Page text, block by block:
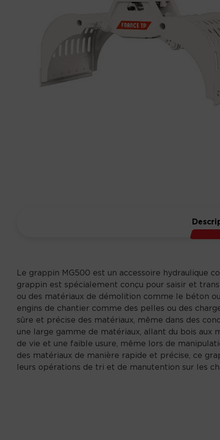
Le grappin MG500 est un accessoire hydraulique
grappin est spécialement conçu pour saisir et
ou des matériaux de démolition comme le béton
engins de chantier comme des pelles ou des
sûre et précise des matériaux, même dans des
une large gamme de matériaux, allant du bois aux
de vie et une faible usure, même lors de
des matériaux de manière rapide et précise, ce
leurs opérations de tri et de manutention sur les